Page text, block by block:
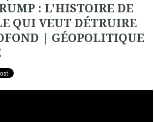
: L'HISTOIRE DE
QUI VEUT DÉTRUIRE
| GÉOPOLITIQUE